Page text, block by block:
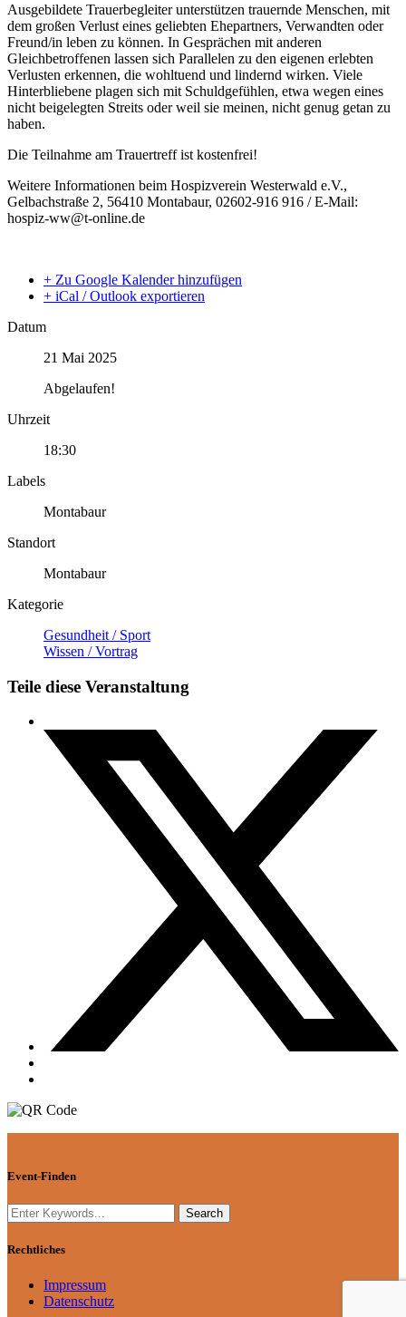
Ausgebildete Trauerbegleiter unterstützen trauernde Menschen, mit
dem großen Verlust eines geliebten Ehepartners, Verwandten oder
Freund/in leben zu können. In Gesprächen mit anderen
Gleichbetroffenen lassen sich Parallelen zu den eigenen erlebten
Verlusten erkennen, die wohltuend und lindernd wirken. Viele
Hinterbliebene plagen sich mit Schuldgefühlen, etwa wegen eines
nicht beigelegten Streits oder weil sie meinen, nicht genug getan zu
haben.
Die Teilnahme am Trauertreff ist kostenfrei!
Weitere Informationen beim Hospizverein Westerwald e.V.,
Gelbachstraße 2, 56410 Montabaur, 02602-916 916 / E-Mail:
hospiz-ww@t-online.de
+ Zu Google Kalender hinzufügen
+ iCal / Outlook exportieren
Datum
21 Mai 2025
Abgelaufen!
Uhrzeit
18:30
Labels
Montabaur
Standort
Montabaur
Kategorie
Gesundheit / Sport
Wissen / Vortrag
Teile diese Veranstaltung
Event-Finden
Rechtliches
Impressum
Datenschutz